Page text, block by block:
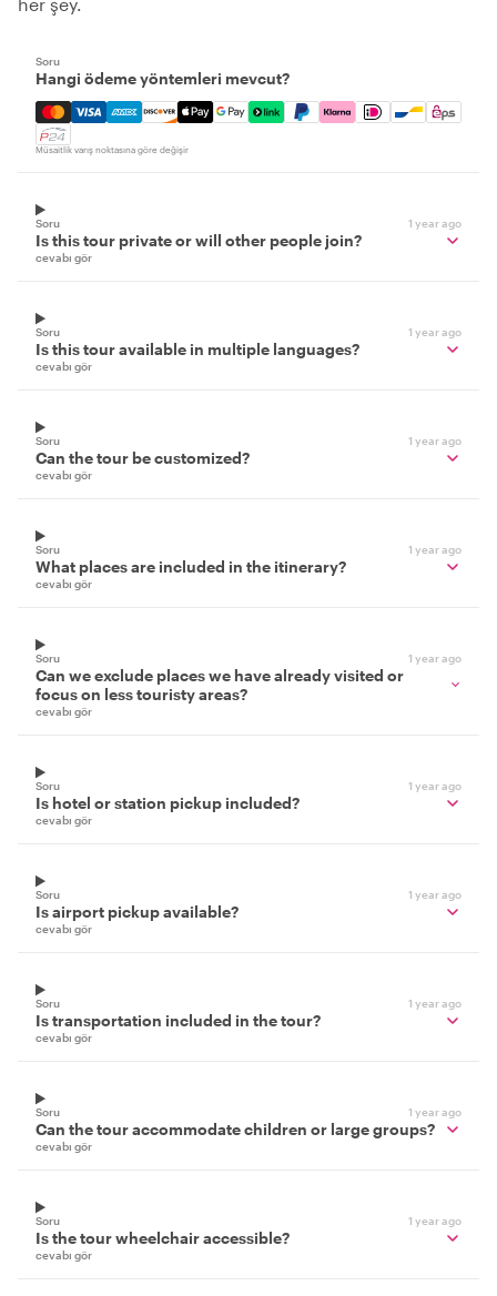
her şey.
Soru
Hangi ödeme yöntemleri mevcut?
Mastercard, Visa, Amex, Discover, Apple Pay, Google
Müsaitlik varış noktasına göre değişir
Soru 1 year ago
Is this tour private or will other people join?
cevabı gör
Soru 1 year ago
Is this tour available in multiple languages?
cevabı gör
Soru 1 year ago
Can the tour be customized?
cevabı gör
Soru 1 year ago
What places are included in the itinerary?
cevabı gör
Soru 1 year ago
Can we exclude places we have already visited or
focus on less touristy areas?
cevabı gör
Soru 1 year ago
Is hotel or station pickup included?
cevabı gör
Soru 1 year ago
Is airport pickup available?
cevabı gör
Soru 1 year ago
Is transportation included in the tour?
cevabı gör
Soru 1 year ago
Can the tour accommodate children or large groups?
cevabı gör
Soru 1 year ago
Is the tour wheelchair accessible?
cevabı gör